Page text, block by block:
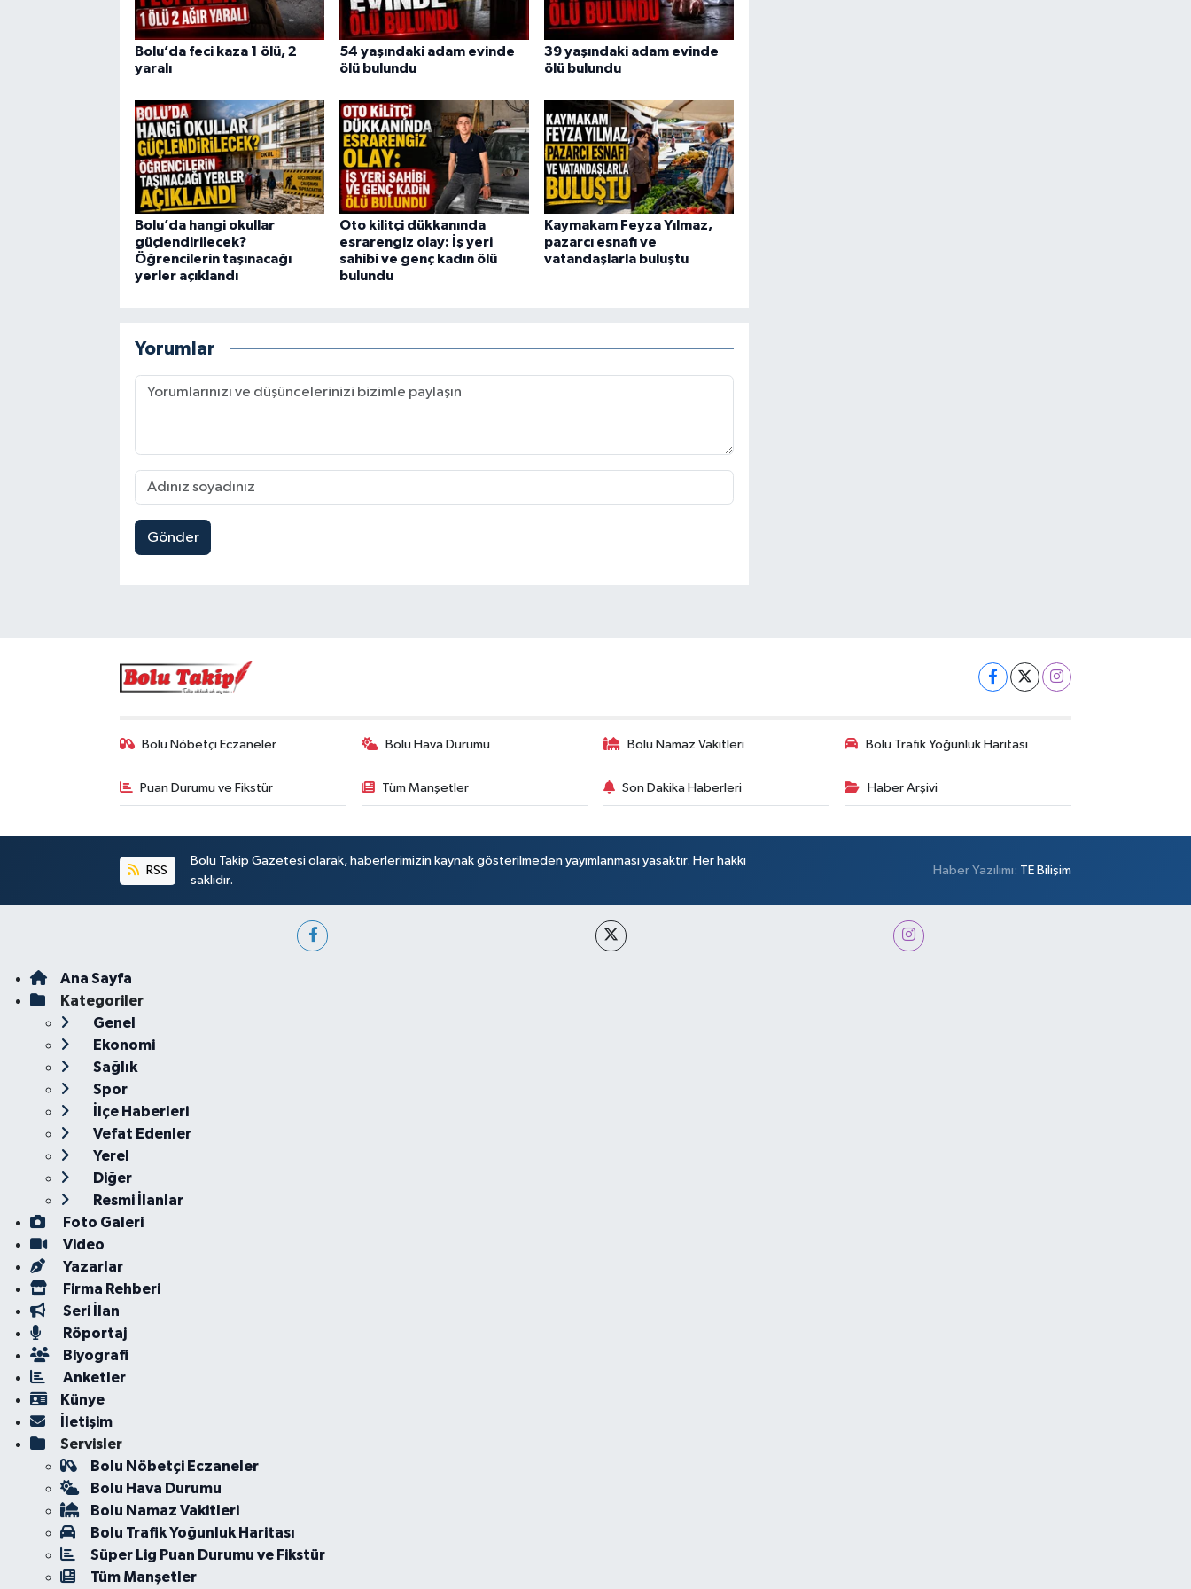
Bolu’da feci kaza 1 ölü, 2
yaralı
54 yaşındaki adam evinde
ölü bulundu
39 yaşındaki adam evinde
ölü bulundu
Bolu’da hangi okullar
güçlendirilecek?
Öğrencilerin taşınacağı
yerler açıklandı
Oto kilitçi dükkanında
esrarengiz olay: İş yeri
sahibi ve genç kadın ölü
bulundu
Kaymakam Feyza Yılmaz,
pazarcı esnafı ve
vatandaşlarla buluştu
Yorumlar
Gönder
Bolu Nöbetçi Eczaneler Bolu Hava Durumu Bolu Namaz Vakitleri Bolu Trafik Yoğunluk Haritası
Puan Durumu ve Fikstür Tüm Manşetler Son Dakika Haberleri Haber Arşivi
RSS
Bolu Takip Gazetesi olarak, haberlerimizin kaynak gösterilmeden yayımlanması yasaktır. Her hakkı
saklıdır.
Haber Yazılımı: TE Bilişim
Ana Sayfa
Kategoriler
Genel
Ekonomi
Sağlık
Spor
İlçe Haberleri
Vefat Edenler
Yerel
Diğer
Resmi İlanlar
Foto Galeri
Video
Yazarlar
Firma Rehberi
Seri İlan
Röportaj
Biyografi
Anketler
Künye
İletişim
Servisler
Bolu Nöbetçi Eczaneler
Bolu Hava Durumu
Bolu Namaz Vakitleri
Bolu Trafik Yoğunluk Haritası
Süper Lig Puan Durumu ve Fikstür
Tüm Manşetler